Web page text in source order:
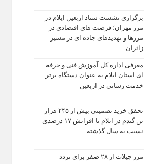
برگزاری نشست ستاد اربعین ایلام در
مرز مهران؛ فرصت‌ های اقتصادی در
مرزها و تهدیدهای جاده‌ ای در مسیر
زائران
معرفی اداره کل آموزش فنی و حرفه‌
ای استان ایلام به‌ عنوان دستگاه برتر
خدمت‌ رسانی در اربعین
تحقق خرید تضمینی بیش از ۲۴۵ هزار
تن گندم در ایلام با افزایش ۱۷ درصدی
نسبت به سال گذشته
مرز چیلات از ۲۸ صفر برای تردد